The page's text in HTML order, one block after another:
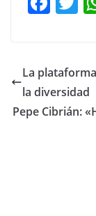
e
b
o
er
La
la diversidad
Pepe Cibrián: